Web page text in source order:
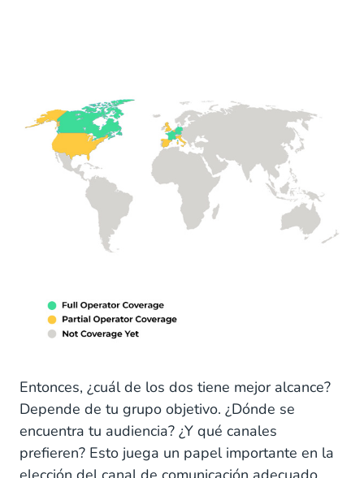
Entonces, ¿cuál de los dos tiene mejor alcance?
Depende de tu grupo objetivo. ¿Dónde se
encuentra tu audiencia? ¿Y qué canales
prefieren? Esto juega un papel importante en la